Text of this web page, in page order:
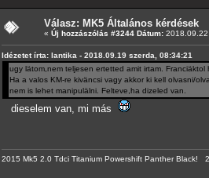
Válasz: MK5 Általános kérdések
« Új hozzászólás #3244 Dátum:
Idézetet írta: lantika - 2018.09.19 szerda, 08:34:21
ugy lätom,nem teljesen ertetted amit irtam.
Ha a valos KM-re kiväncsi vagy akkor ki kell olvasni/
nem is lehet manipulälni. Felteve,ha dizeled van.
dieselem van, mi más
2015 Mk5 2.0 Tdci Titanium Powershift Panther